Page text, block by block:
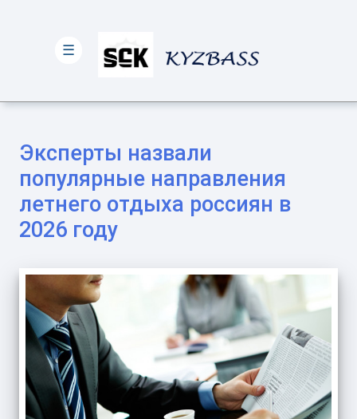
Эксперты назвали
популярные направления
летнего отдыха россиян в
2026 году
☰